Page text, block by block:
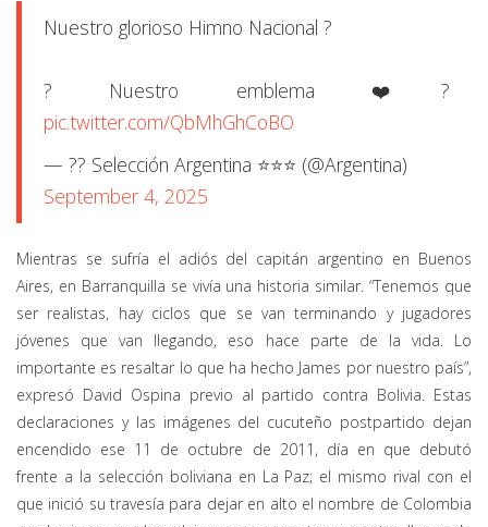
Nuestro glorioso Himno Nacional ?
? Nuestro emblema ❤️‍?
pic.twitter.com/QbMhGhCoBO
— ?? Selección Argentina ⭐⭐⭐ (@Argentina)
September 4, 2025
Mientras se sufría el adiós del capitán argentino en Buenos
Aires, en Barranquilla se vivía una historia similar. “Tenemos que
ser realistas, hay ciclos que se van terminando y jugadores
jóvenes que van llegando, eso hace parte de la vida. Lo
importante es resaltar lo que ha hecho James por nuestro país”,
expresó David Ospina previo al partido contra Bolivia. Estas
declaraciones y las imágenes del cucuteño postpartido dejan
encendido ese 11 de octubre de 2011, día en que debutó
frente a la selección boliviana en La Paz; el mismo rival con el
que inició su travesía para dejar en alto el nombre de Colombia